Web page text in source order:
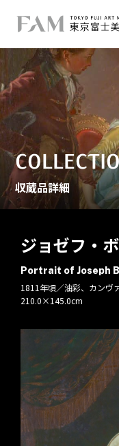
収蔵品詳細
ジョゼフ・
Portrait of Joseph
1811年頃／油彩、カンヴ
210.0×145.0cm